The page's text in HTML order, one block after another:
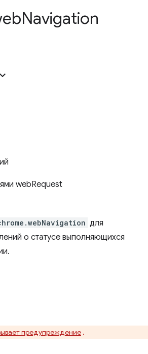
Navigation
webRequest
для
о статусе выполняющихся
предупреждение .